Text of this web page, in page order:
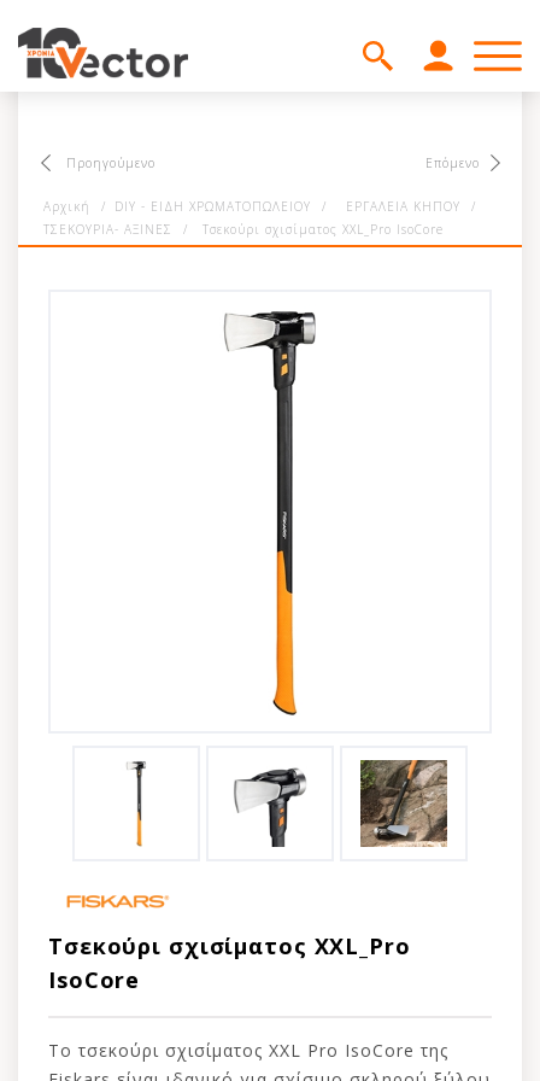
Προηγούμενο Επόμενο
Αρχική / DIY - ΕΙΔΗ ΧΡΩΜΑΤΟΠΩΛΕΙΟΥ / ΕΡΓΑΛΕΙΑ ΚΗΠΟΥ
/
ΤΣΕΚΟΥΡΙΑ- ΑΞΙΝΕΣ
/ Τσεκούρι σχισίματος XXL_Pro IsoCore
Τσεκούρι σχισίματος XXL_Pro
IsoCore
Το τσεκούρι σχισίματος XXL Pro IsoCore της